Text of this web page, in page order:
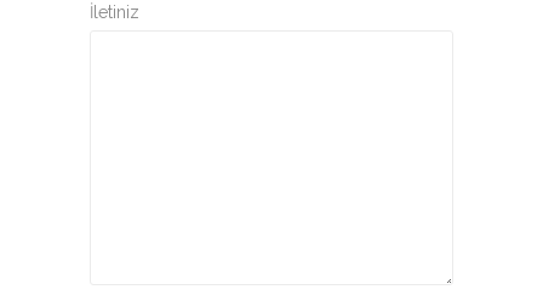
İletiniz